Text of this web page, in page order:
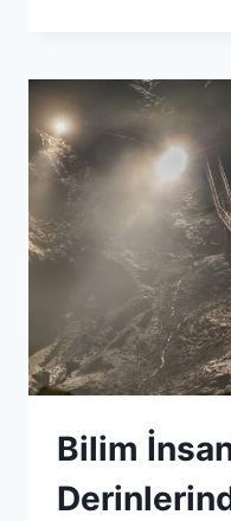
MONSTER
‘PURE
FANTASY’
Bilim